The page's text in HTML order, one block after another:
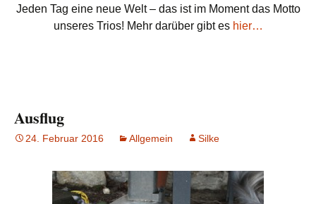
Jeden Tag eine neue Welt – das ist im Moment das Motto
unseres Trios! Mehr darüber gibt es hier…
Ausflug
24. Februar 2016 Allgemein Silke